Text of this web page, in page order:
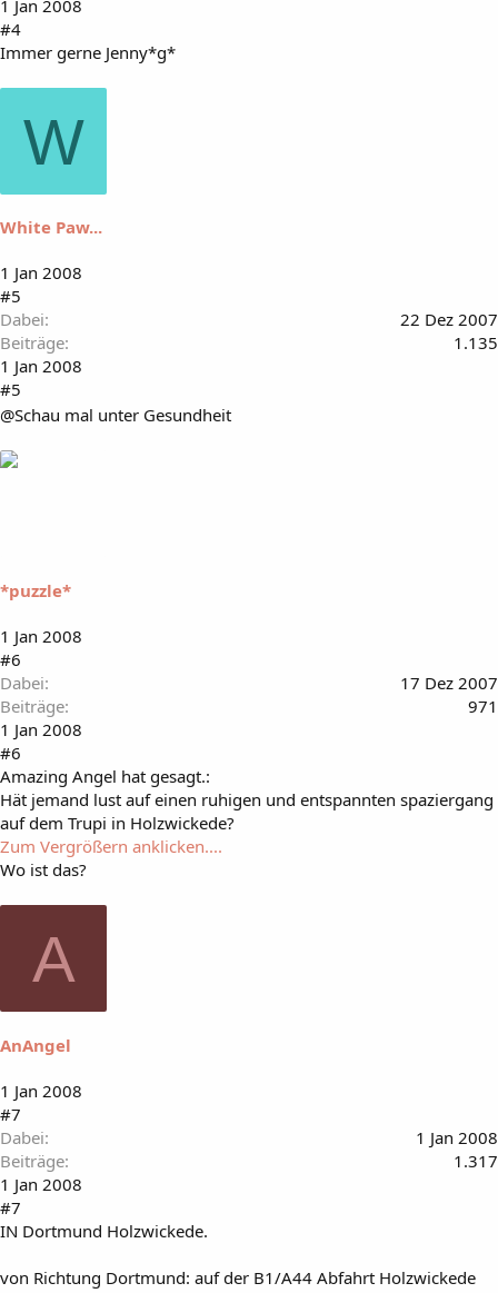
1 Jan 2008
#4
Immer gerne Jenny*g*
W
White Paw...
1 Jan 2008
#5
Dabei
22 Dez 2007
Beiträge
1.135
1 Jan 2008
#5
@Schau mal unter Gesundheit
*puzzle*
1 Jan 2008
#6
Dabei
17 Dez 2007
Beiträge
971
1 Jan 2008
#6
Amazing Angel hat gesagt.:
Hät jemand lust auf einen ruhigen und entspannten spaziergang
auf dem Trupi in Holzwickede?
Zum Vergrößern anklicken....
Wo ist das?
A
AnAngel
1 Jan 2008
#7
Dabei
1 Jan 2008
Beiträge
1.317
1 Jan 2008
#7
IN Dortmund Holzwickede.
von Richtung Dortmund: auf der B1/A44 Abfahrt Holzwickede